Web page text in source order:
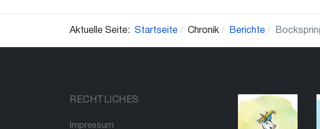
Aktuelle Seite: Startseite Chronik Berichte
RECHTLICHES
Impressum